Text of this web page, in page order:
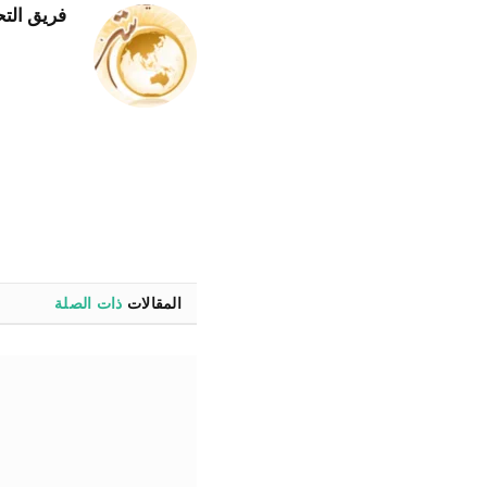
فريق
المقالات ذات الصلة